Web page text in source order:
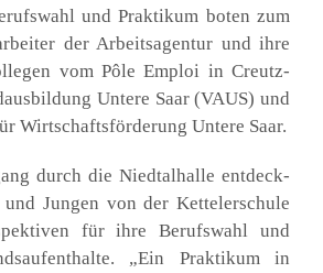
und Prak­ti­kum boten zum
der Arbeits­agen­tur und ihre
vom Pôle Emploi in Creutz­
Unte­re Saar (VAUS) und
Wirt­schafts­för­de­rung Unte­re Saar.
durch die Nied­tal­hal­le ent­deck­
Jun­gen von der Ket­tel­er­schu­le
für ihre Berufs­wahl und
„Ein Prak­ti­kum in